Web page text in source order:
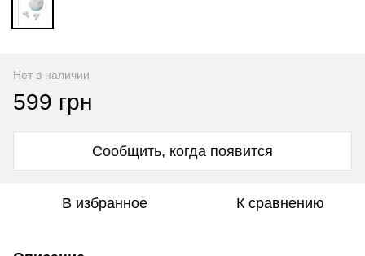
Нет в наличии
599 грн
Сообщить, когда появится
В избранное К сравнению